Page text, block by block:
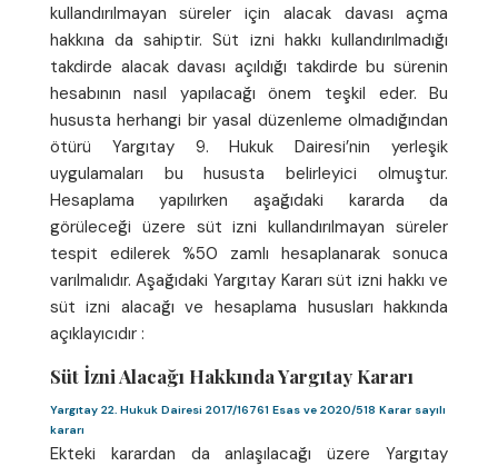
kullandırılmayan süreler için alacak davası açma
hakkına da sahiptir. Süt izni hakkı kullandırılmadığı
takdirde alacak davası açıldığı takdirde bu sürenin
hesabının nasıl yapılacağı önem teşkil eder. Bu
hususta herhangi bir yasal düzenleme olmadığından
ötürü Yargıtay 9. Hukuk Dairesi’nin yerleşik
uygulamaları bu hususta belirleyici olmuştur.
Hesaplama yapılırken aşağıdaki kararda da
görüleceği üzere süt izni kullandırılmayan süreler
tespit edilerek %50 zamlı hesaplanarak sonuca
varılmalıdır. Aşağıdaki Yargıtay Kararı süt izni hakkı ve
süt izni alacağı ve hesaplama hususları hakkında
açıklayıcıdır :
Süt İzni Alacağı Hakkında Yargıtay Kararı
Yargıtay 22. Hukuk Dairesi 2017/16761 Esas ve 2020/518 Karar sayılı
kararı
Ekteki karardan da anlaşılacağı üzere Yargıtay